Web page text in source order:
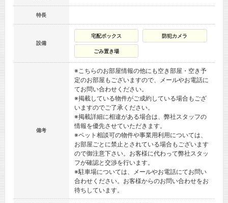
特長
設備
宅配ボックス 防犯カメラ
ごみ置き場
備考
※こちらのお部屋情報の他にも空き部屋・空き予
定のお部屋もございますので、メールやお電話に
てお問い合わせください。
※掲載している物件がご成約している場合もござ
いますのでご了承ください。
※掲載詳細に相違がある場合は、弊社スタッフの
情報を優先させていただきます。
※ペット相談可の物件や事業用利用については、
お部屋ごとに禁止とされている場合もございます
ので御注意下さい。お客様に代わって弊社スタッ
フが確認と交渉を行います。
※駐車場については、メールやお電話にてお問い
合わせください。お客様からのお問い合わせをお
待ちしています。